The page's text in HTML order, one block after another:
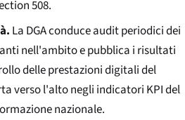
508.
La DGA conduce audit periodici dei
nell'ambito e pubblica i risultati
delle prestazioni digitali del
verso l'alto negli indicatori KPI del
nazionale.